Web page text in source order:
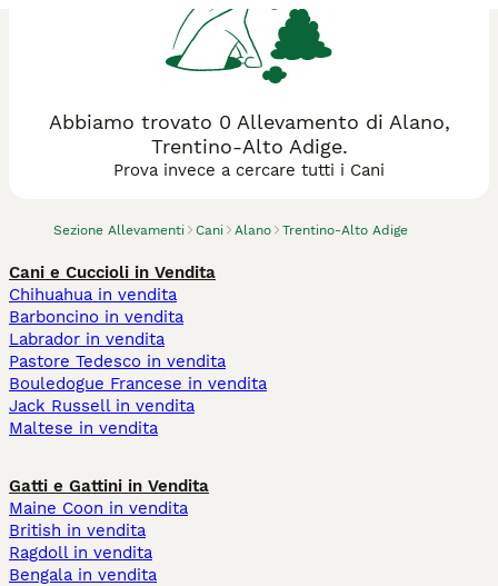
Sezione Allevamenti Cani Alano Trentino-Alto Adige
Abbiamo trovato 0 Allevamento di Alano,
Trentino-Alto Adige.
Prova invece a cercare tutti i Cani
Cani e Cuccioli in Vendita
Chihuahua in vendita
Barboncino in vendita
Labrador in vendita
Pastore Tedesco in vendita
Bouledogue Francese in vendita
Jack Russell in vendita
Maltese in vendita
Gatti e Gattini in Vendita
Maine Coon in vendita
British in vendita
Ragdoll in vendita
Bengala in vendita